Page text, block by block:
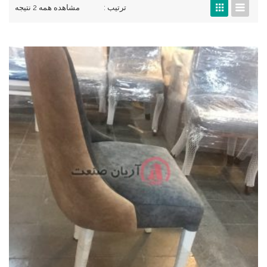
مشاهده همه 2 نتیجه ترتیب :